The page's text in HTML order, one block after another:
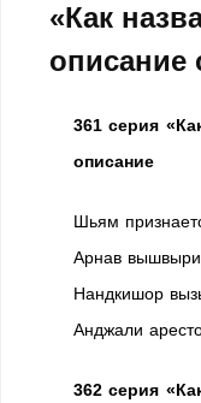
«Как
описание
361 серия
описание
Шьям
Арнав
Нандкишор
Анджали
362 серия